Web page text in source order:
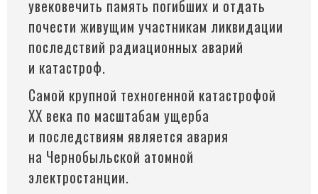
увековечить память погибших и отдать
почести живущим участникам ликвидации
последствий радиационных аварий
и катастроф.
Самой крупной техногенной катастрофой
ХХ века по масштабам ущерба
и последствиям является авария
на Чернобыльской атомной
электростанции.